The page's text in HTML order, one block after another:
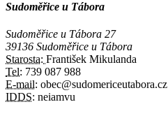
Sudoměřice u Tábora
Sudoměřice u Tábora 27
39136 Sudoměřice u Tábora
Starosta: František Mikulanda
Tel: 739 087 988
E-mail: obec@sudomericeutabora.cz
IDDS: neiamvu